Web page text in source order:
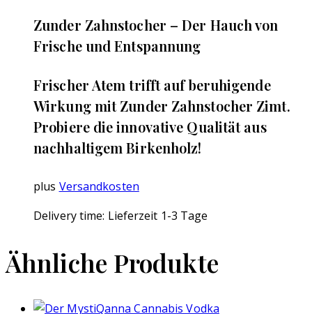
‌Zunder Zahnstocher – Der Hauch von
Frische und Entspannung
Frischer Atem trifft auf beruhigende
Wirkung mit Zunder Zahnstocher Zimt.
Probiere die innovative Qualität aus
nachhaltigem Birkenholz!
plus Versandkosten
Delivery time: Lieferzeit 1-3 Tage
Ähnliche Produkte